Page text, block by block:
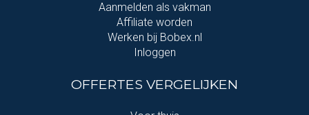
Aanmelden als vakman
Affiliate worden
Werken bij Bobex.nl
Inloggen
OFFERTES VERGELIJKEN